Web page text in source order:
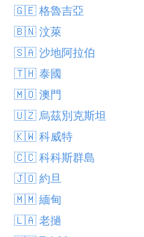
🇬🇪 格魯吉亞
🇧🇳 汶萊
🇸🇦 沙地阿拉伯
🇹🇭 泰國
🇲🇴 澳門
🇺🇿 烏茲別克斯坦
🇰🇼 科威特
🇨🇨 科科斯群島
🇯🇴 約旦
🇲🇲 緬甸
🇱🇦 老撾